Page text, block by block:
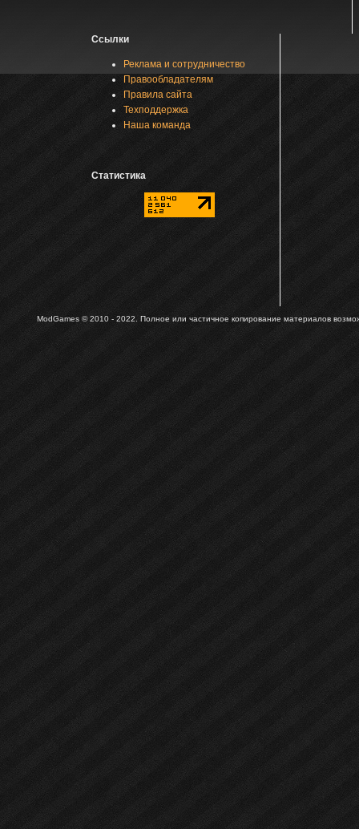
Ссылки
Реклама и сотрудничество
Правообладателям
Правила сайта
Техподдержка
Наша команда
Статистика
ModGames © 2010 - 2022. Полное или частичное копирование материалов